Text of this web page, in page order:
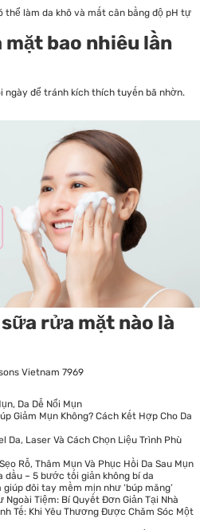
thể làm da khô và mất cân bằng độ pH tự
mặt bao nhiêu lần
ngày để tránh kích thích tuyến bã nhờn.
rửa mặt nào là
Vietnam 7969
Da Dễ Nổi Mụn
Giảm Mụn Không? Cách Kết Hợp Cho Da
Da, Laser Và Cách Chọn Liệu Trình Phù
Rỗ, Thâm Mụn Và Phục Hồi Da Sau Mụn
dầu – 5 bước tối giản không bí da
đôi tay mềm mịn như ‘búp măng’
Ngoài Tiệm: Bí Quyết Đơn Giản Tại Nhà
Tế: Khi Yêu Thương Được Chăm Sóc Một